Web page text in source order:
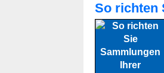
So richten